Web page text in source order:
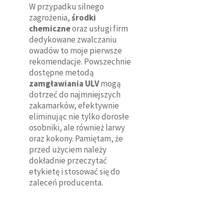
W przypadku silnego
zagrożenia,środki
chemiczneoraz usługi firm
dedykowane zwalczaniu
owadów to moje pierwsze
rekomendacje. Powszechnie
dostępne metodą
zamgławiania ULVmogą
dotrzeć do najmniejszych
zakamarków, efektywnie
eliminując nie tylko dorosłe
osobniki, ale również larwy
oraz kokony. Pamiętam, że
przed użyciem należy
dokładnie przeczytać
etykietę i stosować się do
zaleceń producenta.